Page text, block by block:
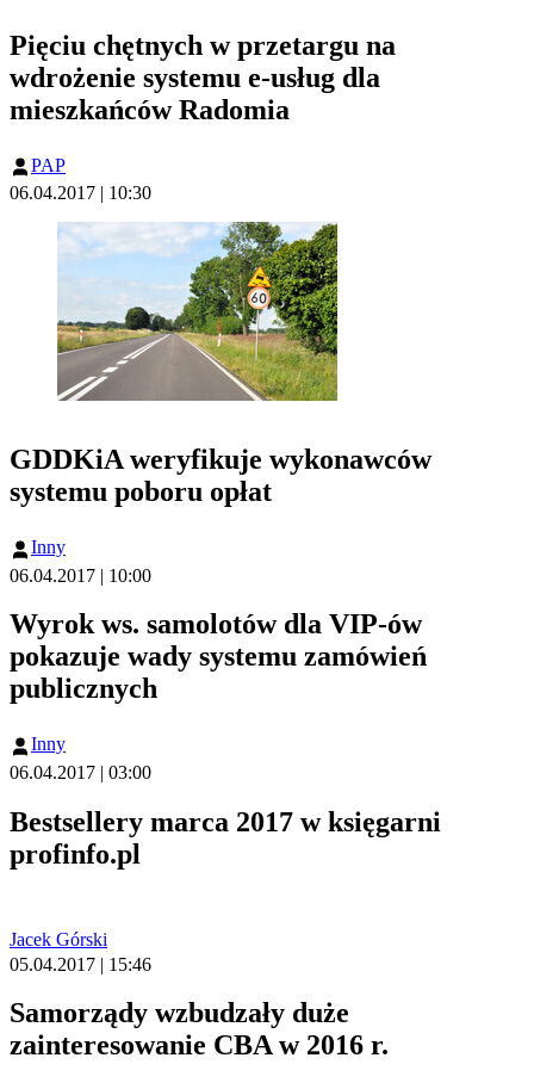
Pięciu chętnych w przetargu na
wdrożenie systemu e-usług dla
mieszkańców Radomia
PAP
06.04.2017 | 10:30
GDDKiA weryfikuje wykonawców
systemu poboru opłat
Inny
06.04.2017 | 10:00
Wyrok ws. samolotów dla VIP-ów
pokazuje wady systemu zamówień
publicznych
Inny
06.04.2017 | 03:00
Bestsellery marca 2017 w księgarni
profinfo.pl
Jacek Górski
05.04.2017 | 15:46
Samorządy wzbudzały duże
zainteresowanie CBA w 2016 r.